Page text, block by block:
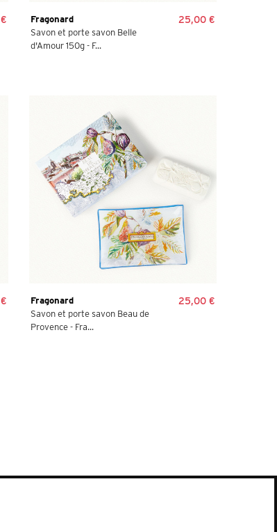
Fragonard
Savon et porte savon Belle
d'Amour 150g - F...
25,00 €
Fragonard
Savon et porte savon Beau de
Provence - Fra...
25,00 €